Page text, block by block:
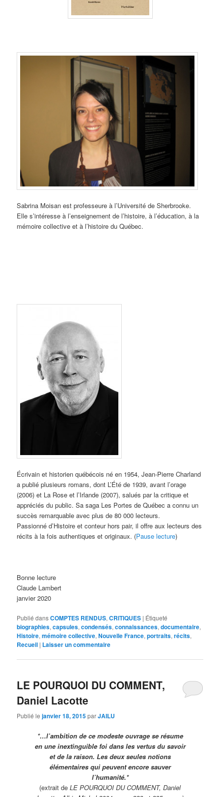
Sabrina Moisan est professeure à l’Université de Sherbrooke.
Elle s’intéresse à l’enseignement de l’histoire, à l’éducation, à la
mémoire collective et à l’histoire du Québec.
Écrivain et historien québécois né en 1954, Jean-Pierre Charland
a publié plusieurs romans, dont L’Été de 1939, avant l’orage
(2006) et La Rose et l’Irlande (2007), salués par la critique et
appréciés du public. Sa saga Les Portes de Québec a connu un
succès remarquable avec plus de 80 000 lecteurs.
Passionné d’Histoire et conteur hors pair, il offre aux lecteurs des
récits à la fois authentiques et originaux. (Pause lecture)
Bonne lecture
Claude Lambert
janvier 2020
Publié dansCOMPTES RENDUS,CRITIQUES | Étiqueté
biographies,capsules,condensés,connaissances,documentaire,
Histoire,mémoire collective,Nouvelle France,portraits,récits,
Recueil | Laisser un commentaire
LE POURQUOI DU COMMENT,
Daniel Lacotte
Publié lejanvier 18, 2015parJAILU
*…l’ambition de ce modeste ouvrage se résume
en une inextinguible foi dans les vertus du savoir
et de la raison. Les deux seules notions
élémentaires qui peuvent encore sauver
l’humanité.*
(extrait de LE POURQUOI DU COMMENT, Daniel